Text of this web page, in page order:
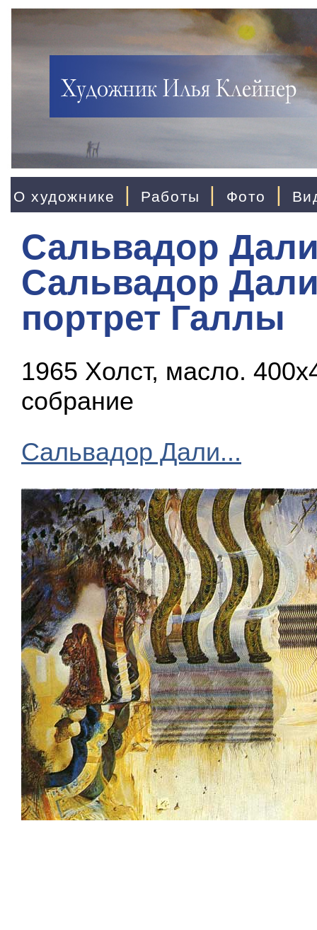
О художнике | Работы | Фото |
Сальвадор
Сальвадор
портрет Галлы
1965 Холст, масло.
собрание
Сальвадор Дали...